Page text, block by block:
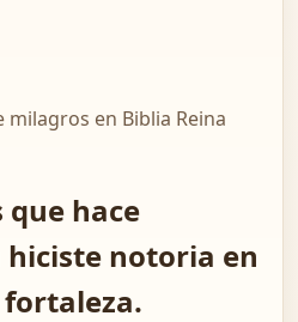
en Biblia Reina
que hace
notoria en